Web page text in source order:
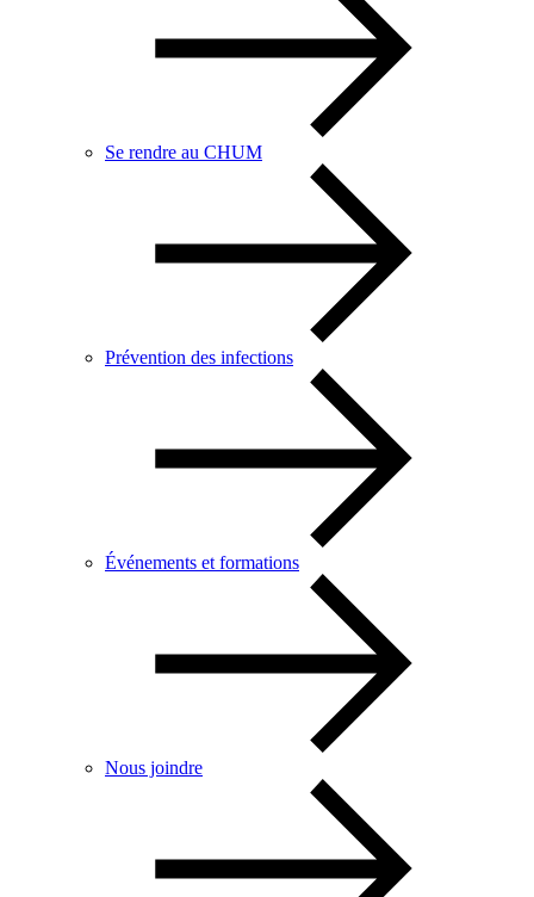
Se rendre au CHUM
Prévention des infections
Événements et formations
Nous joindre